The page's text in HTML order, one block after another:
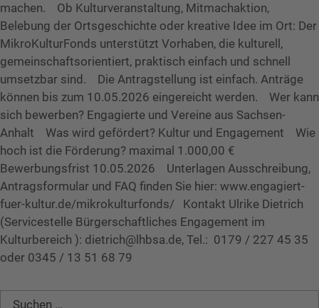
machen. Ob Kulturveranstaltung, Mitmachaktion,
Belebung der Ortsgeschichte oder kreative Idee im Ort: Der
MikroKulturFonds unterstützt Vorhaben, die kulturell,
gemeinschaftsorientiert, praktisch einfach und schnell
umsetzbar sind. Die Antragstellung ist einfach. Anträge
können bis zum 10.05.2026 eingereicht werden. Wer kann
sich bewerben? Engagierte und Vereine aus Sachsen-
Anhalt Was wird gefördert? Kultur und Engagement Wie
hoch ist die Förderung? maximal 1.000,00 €
Bewerbungsfrist 10.05.2026 Unterlagen Ausschreibung,
Antragsformular und FAQ finden Sie hier: www.engagiert-
fuer-kultur.de/mikrokulturfonds/ Kontakt Ulrike Dietrich
(Servicestelle Bürgerschaftliches Engagement im
Kulturbereich ): dietrich@lhbsa.de, Tel.: 0179 / 227 45 35
oder 0345 / 13 51 68 79
Suchen